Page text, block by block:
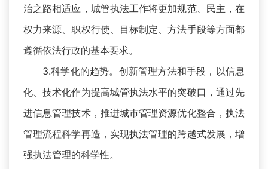
治之路相适应，城管执法工作将更加规范、民主，在
权力来源、职权行使、目标制定、方法手段等方面都
遵循依法行政的基本要求。
3.科学化的趋势。创新管理方法和手段，以信息
化、技术化作为提高城管执法水平的突破口，通过先
进信息管理技术，推进城市管理资源优化整合，执法
管理流程科学再造，实现执法管理的跨越式发展，增
强执法管理的科学性。